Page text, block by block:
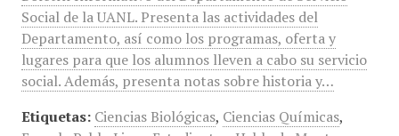
Social de la UANL. Presenta las actividades del
Departamento, así como los programas, oferta y
lugares para que los alumnos lleven a cabo su servicio
social. Además, presenta notas sobre historia y…
Etiquetas: Ciencias Biológicas, Ciencias Químicas,